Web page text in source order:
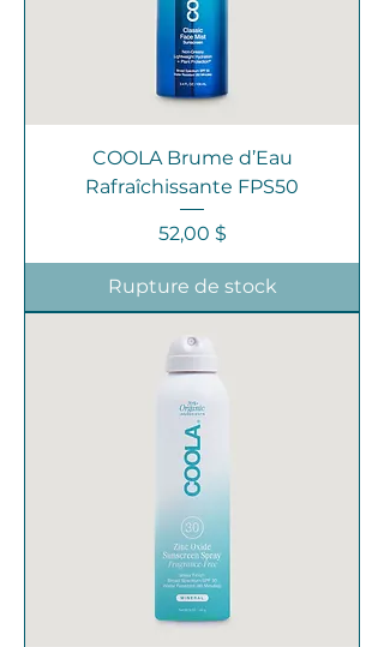
COOLA Brume d’Eau
Rafraîchissante FPS50
Prix
52,00 $
Rupture de stock